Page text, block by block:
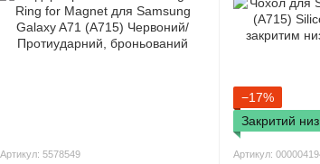
Артикул: 5578549
−17%
Закритий низ
Артикул: